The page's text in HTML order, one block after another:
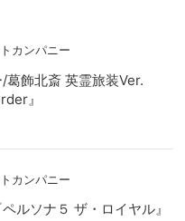
カンパニー
葛飾北斎 英霊旅装Ver.
』
カンパニー
ルソナ５ ザ・ロイヤル』